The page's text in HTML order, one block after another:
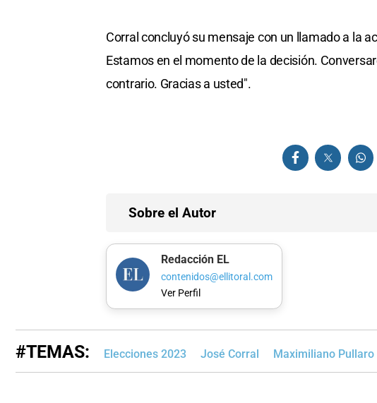
Corral concluyó su mensaje con un llamado a la
Estamos en el momento de la decisión.
contrario. Gracias a usted".
Sobre el Autor
Redacción EL
contenidos@ellitoral.com
Ver Perfil
#TEMAS: Elecciones 2023 José Corral Maximiliano Pullaro